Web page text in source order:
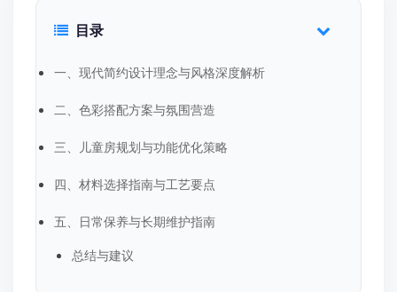
目录
一、现代简约设计理念与风格深度解析
二、色彩搭配方案与氛围营造
三、儿童房规划与功能优化策略
四、材料选择指南与工艺要点
五、日常保养与长期维护指南
总结与建议